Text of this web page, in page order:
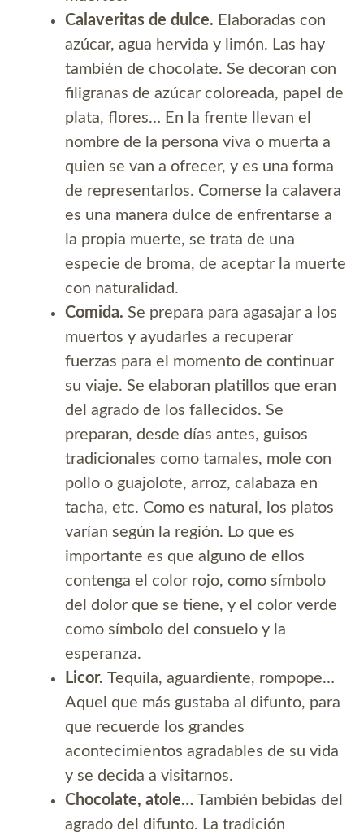
Calaveritas de dulce. Elaboradas con
azúcar, agua hervida y limón. Las hay
también de chocolate. Se decoran con
filigranas de azúcar coloreada, papel de
plata, flores… En la frente llevan el
nombre de la persona viva o muerta a
quien se van a ofrecer, y es una forma
de representarlos. Comerse la calavera
es una manera dulce de enfrentarse a
la propia muerte, se trata de una
especie de broma, de aceptar la muerte
con naturalidad.
Comida. Se prepara para agasajar a los
muertos y ayudarles a recuperar
fuerzas para el momento de continuar
su viaje. Se elaboran platillos que eran
del agrado de los fallecidos. Se
preparan, desde días antes, guisos
tradicionales como tamales, mole con
pollo o guajolote, arroz, calabaza en
tacha, etc. Como es natural, los platos
varían según la región. Lo que es
importante es que alguno de ellos
contenga el color rojo, como símbolo
del dolor que se tiene, y el color verde
como símbolo del consuelo y la
esperanza.
Licor. Tequila, aguardiente, rompope…
Aquel que más gustaba al difunto, para
que recuerde los grandes
acontecimientos agradables de su vida
y se decida a visitarnos.
Chocolate, atole… También bebidas del
agrado del difunto. La tradición